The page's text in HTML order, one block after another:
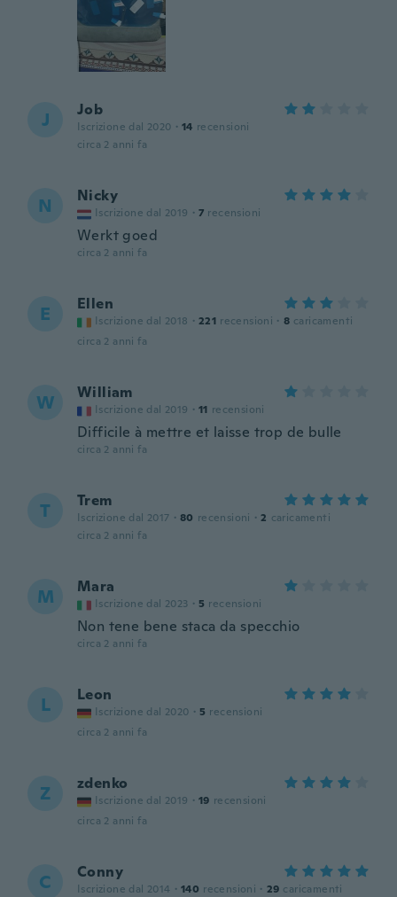
J Job
Iscrizione dal 2020 · 14 recensioni
circa 2 anni fa
N Nicky
Iscrizione dal 2019 · 7 recensioni
Werkt goed
circa 2 anni fa
E Ellen
Iscrizione dal 2018 · 221 recensioni · 8 caricamenti
circa 2 anni fa
W William
Iscrizione dal 2019 · 11 recensioni
Difficile à mettre et laisse trop de bulle
circa 2 anni fa
T Trem
Iscrizione dal 2017 · 80 recensioni · 2 caricamenti
circa 2 anni fa
M Mara
Iscrizione dal 2023 · 5 recensioni
Non tene bene staca da specchio
circa 2 anni fa
L Leon
Iscrizione dal 2020 · 5 recensioni
circa 2 anni fa
Z zdenko
Iscrizione dal 2019 · 19 recensioni
circa 2 anni fa
C Conny
Iscrizione dal 2014 · 140 recensioni · 29 caricamenti